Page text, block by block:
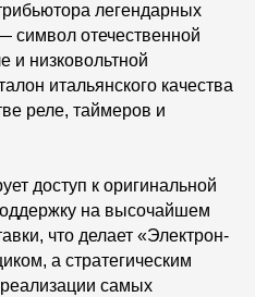
легендарных
символ отечественной
и низковольтной
итальянского качества
реле, таймеров и
доступ к оригинальной
на высочайшем
что делает «Электрон-
а стратегическим
самых